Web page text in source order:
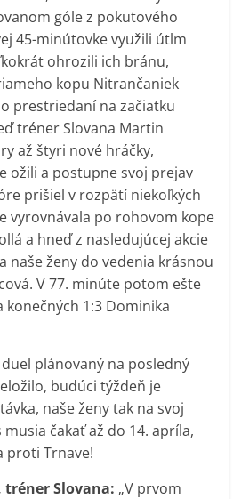
góle z pokutového
45-minútovke využili útlm
ohrozili ich bránu,
kopu Nitrančaniek
prestriedaní na začiatku
tréner Slovana Martin
až štyri nové hráčky,
ožili a postupne svoj prejav
prišiel v rozpätí niekoľkých
vyrovnávala po rohovom kope
a hneď z nasledujúcej akcie
naše ženy do vedenia krásnou
V 77. minúte potom ešte
konečných 1:3 Dominika
plánovaný na posledný
budúci týždeň je
naše ženy tak na svoj
čakať až do 14. apríla,
proti Trnave!
tréner Slovana: „V prvom